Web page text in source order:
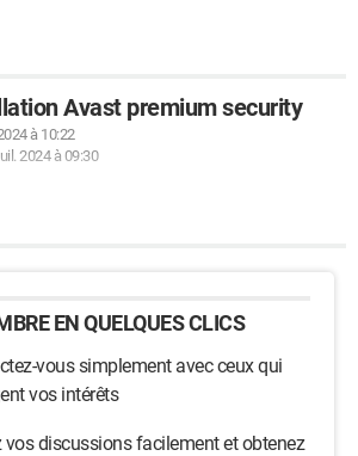
Avast premium security
à 10:22
2024 à 09:30
EN QUELQUES CLICS
vous simplement avec ceux qui
vos intérêts
vos discussions facilement et obtenez